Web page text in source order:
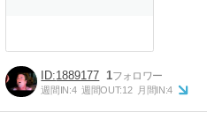
1889177 1
週間IN:4 週間OUT:12 月間IN:4